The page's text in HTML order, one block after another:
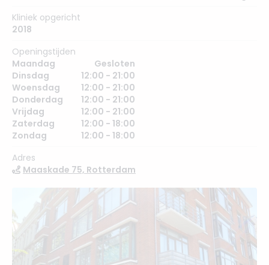
Kliniek opgericht
2018
Openingstijden
Maandag
Gesloten
Dinsdag
12:00 - 21:00
Woensdag
12:00 - 21:00
Donderdag
12:00 - 21:00
Vrijdag
12:00 - 21:00
Zaterdag
12:00 - 18:00
Zondag
12:00 - 18:00
Adres
Maaskade 75, Rotterdam